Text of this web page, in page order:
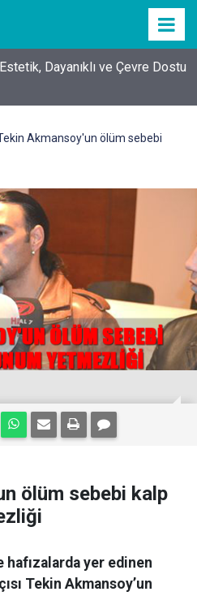
Dayanıklı ve Çevre Dostu
Akmansoy'un ölüm sebebi
ölüm sebebi kalp
yer edinen
Tekin Akmansoy’un